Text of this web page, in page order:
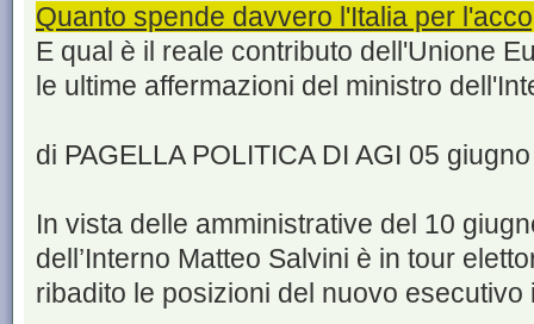
Quanto spende davvero l'Italia per
E qual è il reale contributo dell'Unione
le ultime affermazioni del ministro
di PAGELLA POLITICA DI AGI 05
In vista delle amministrative del 10
dell’Interno Matteo Salvini è in tour
ribadito le posizioni del nuovo